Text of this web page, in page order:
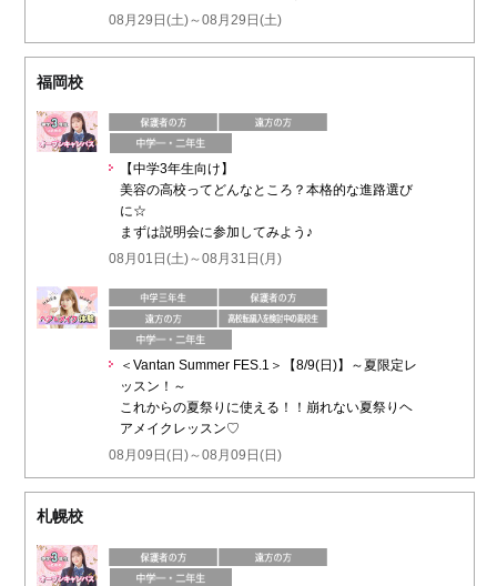
08月29日(土)～08月29日(土)
福岡校
【中学3年生向け】
美容の高校ってどんなところ？本格的な進路選び
に☆
まずは説明会に参加してみよう♪
08月01日(土)～08月31日(月)
＜Vantan Summer FES.1＞【8/9(日)】～夏限定レ
ッスン！～
これからの夏祭りに使える！！崩れない夏祭りヘ
アメイクレッスン♡
08月09日(日)～08月09日(日)
札幌校